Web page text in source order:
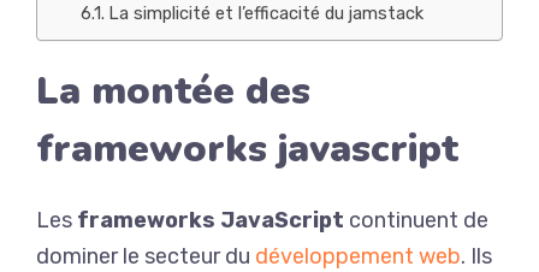
La simplicité et l’efficacité du jamstack
La montée des
frameworks javascript
Les frameworks JavaScript continuent de
dominer le secteur du développement web. Ils